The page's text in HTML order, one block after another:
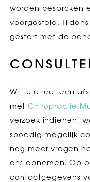
worden besproken
voorgesteld.
gestart met de
Wilt u direct een
met Chiropractie
verzoek indienen,
spoedig mogelijk
nog meer vragen
ons opnemen. Op
contactgegevens